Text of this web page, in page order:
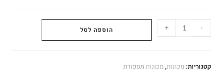
-
+ הוספה לסל
קטגוריות:מכונות,מכונות תספורת